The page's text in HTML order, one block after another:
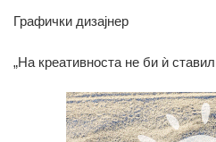
Графички дизајнер
„На креативноста не би ѝ